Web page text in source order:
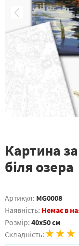
Картина
біля озера
Артикул: MG0008
Наявність: Немає в
Розмір: 40x50 см
Складність: